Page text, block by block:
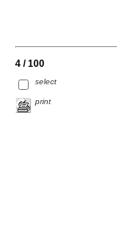
4 / 100
select
print